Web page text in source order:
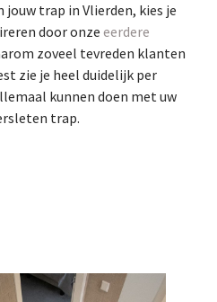
jouw trap in Vlierden, kies je
door onzeeerdere
zoveel tevreden klanten
zie je heel duidelijk per
kunnen doen met uw
trap.
een afspraak bij onze
thuis om persoonlijk advies
jouw trap in Vlierden, kies je
door onze